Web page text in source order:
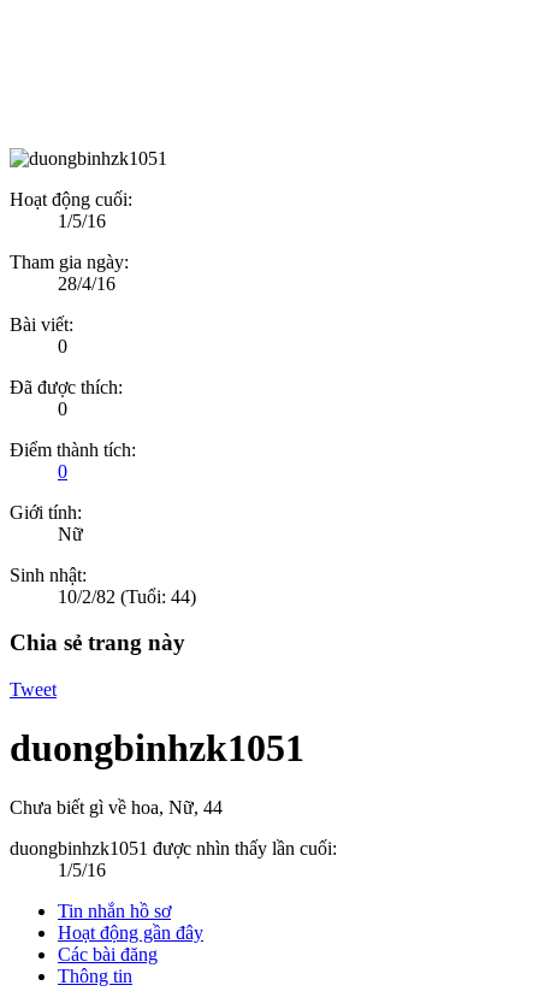
Hoạt động cuối:
1/5/16
Tham gia ngày:
28/4/16
Bài viết:
0
Đã được thích:
0
Điểm thành tích:
0
Giới tính:
Nữ
Sinh nhật:
10/2/82 (Tuổi: 44)
Chia sẻ trang này
Tweet
duongbinhzk1051
Chưa biết gì về hoa, Nữ, 44
duongbinhzk1051 được nhìn thấy lần cuối:
1/5/16
Tin nhắn hồ sơ
Hoạt động gần đây
Các bài đăng
Thông tin